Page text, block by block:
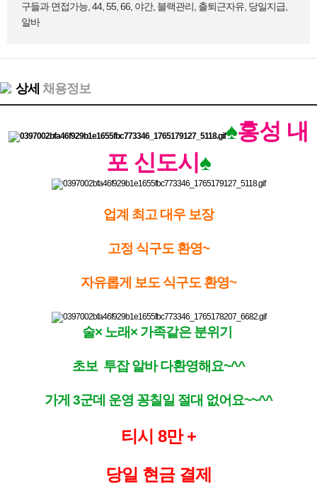
구들과 면접가능, 44, 55, 66, 야간, 블랙관리, 출퇴근자유, 당일지급,
알바
상세 채용정보
♠홍성 내
포 신도시♠
업계 최고 대우 보장
고정 식구도 환영~
자유롭게 보도 식구도 환영~
술× 노래× 가족같은 분위기
초보 투잡 알바 다환영해요~^^
가게 3군데 운영 꽁칠일 절대 없어요~~^^
티시 8만 +
당일 현금 결제